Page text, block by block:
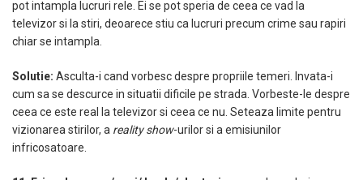
pot intampla lucruri rele. Ei se pot speria de ceea ce vad la
televizor si la stiri, deoarece stiu ca lucruri precum crime sau rapiri
chiar se intampla.
Solutie: Asculta-i cand vorbesc despre propriile temeri. Invata-i
cum sa se descurce in situatii dificile pe strada. Vorbeste-le despre
ceea ce este real la televizor si ceea ce nu. Seteaza limite pentru
vizionarea stirilor, a reality show-urilor si a emisiunilor
infricosatoare.